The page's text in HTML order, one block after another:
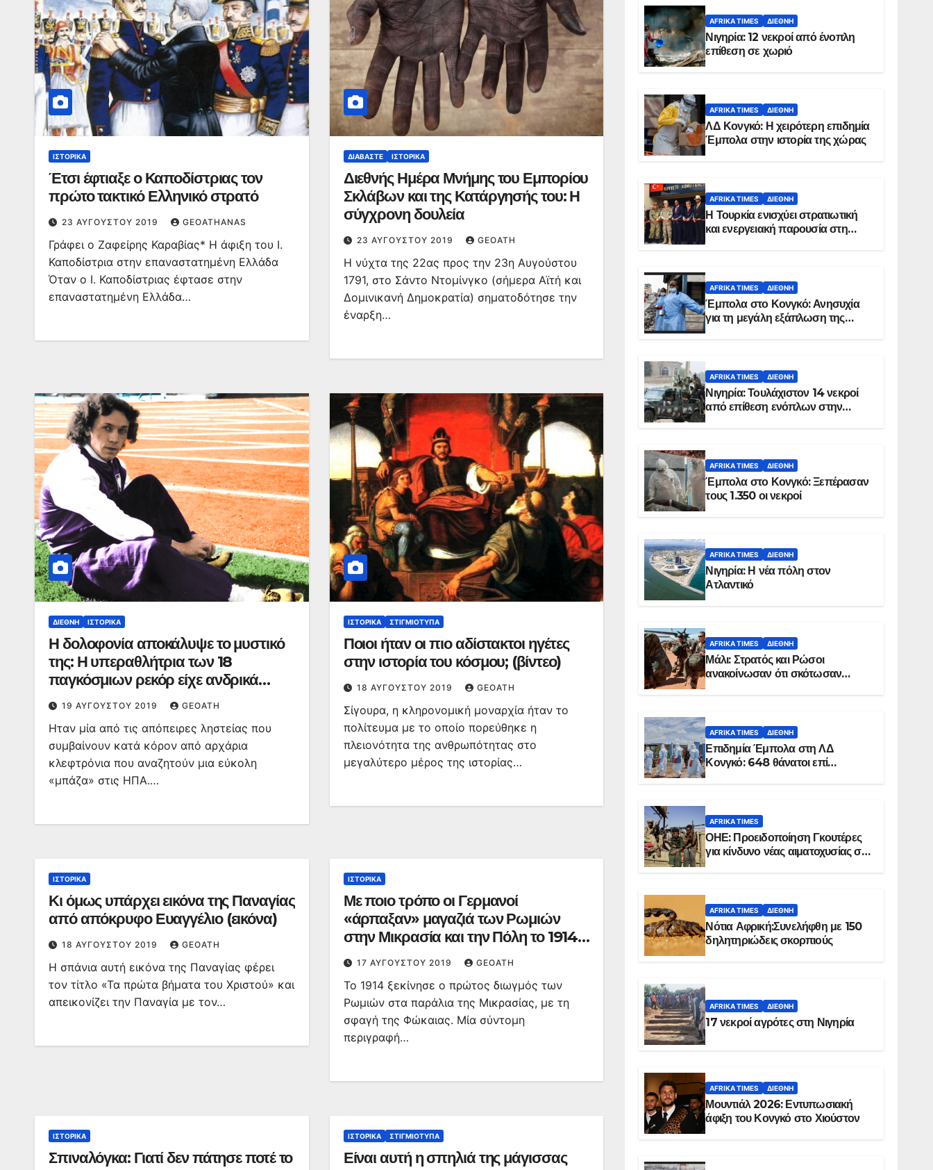
ΙΣΤΟΡΙΚΆ
Έτσι έφτιαξε ο Καποδίστριας τον
πρώτο τακτικό Ελληνικό στρατό
23 ΑΥΓΟΎΣΤΟΥ 2019 GEOATHANAS
Γράφει ο Ζαφείρης Καραβίας* Η άφιξη του Ι.
Καποδίστρια στην επαναστατημένη Ελλάδα
Όταν ο Ι. Καποδίστριας έφτασε στην
επαναστατημένη Ελλάδα…
ΔΙΑΒΆΣΤΕ ΙΣΤΟΡΙΚΆ
Διεθνής Ημέρα Μνήμης του Εμπορίου
Σκλάβων και της Κατάργησής του: Η
σύγχρονη δουλεία
23 ΑΥΓΟΎΣΤΟΥ 2019 GEOATH
Η νύχτα της 22ας προς την 23η Αυγούστου
1791, στο Σάντο Ντομίνγκο (σήμερα Αϊτή και
Δομινικανή Δημοκρατία) σηματοδότησε την
έναρξη…
ΔΙΕΘΝΉ ΙΣΤΟΡΙΚΆ
Η δολοφονία αποκάλυψε το μυστικό
της: Η υπεραθλήτρια των 18
παγκόσμιων ρεκόρ είχε ανδρικά
γεννητικά όργανα
19 ΑΥΓΟΎΣΤΟΥ 2019 GEOATH
Hταν μία από τις απόπειρες ληστείας που
συμβαίνουν κατά κόρον από αρχάρια
κλεφτρόνια που αναζητούν μια εύκολη
«μπάζα» στις ΗΠΑ.…
ΙΣΤΟΡΙΚΆ ΣΤΙΓΜΙΌΤΥΠΑ
Ποιοι ήταν οι πιο αδίστακτοι ηγέτες
στην ιστορία του κόσμου; (βίντεο)
18 ΑΥΓΟΎΣΤΟΥ 2019 GEOATH
Σίγουρα, η κληρονομική μοναρχία ήταν το
πολίτευμα με το οποίο πορεύθηκε η
πλειονότητα της ανθρωπότητας στο
μεγαλύτερο μέρος της ιστορίας…
ΙΣΤΟΡΙΚΆ
Κι όμως υπάρχει εικόνα της Παναγίας
από απόκρυφο Ευαγγέλιο (εικόνα)
18 ΑΥΓΟΎΣΤΟΥ 2019 GEOATH
Η σπάνια αυτή εικόνα της Παναγίας φέρει
τον τίτλο «Τα πρώτα βήματα του Χριστού» και
απεικονίζει την Παναγία με τον…
ΙΣΤΟΡΙΚΆ
Με ποιο τρόπο οι Γερμανοί
«άρπαξαν» μαγαζιά των Ρωμιών
στην Μικρασία και την Πόλη το 1914
(φωτό)
17 ΑΥΓΟΎΣΤΟΥ 2019 GEOATH
Το 1914 ξεκίνησε ο πρώτος διωγμός των
Ρωμιών στα παράλια της Μικρασίας, με τη
σφαγή της Φώκαιας. Μία σύντομη
περιγραφή…
ΙΣΤΟΡΙΚΆ
Σπιναλόγκα: Γιατί δεν πάτησε ποτέ το
ΙΣΤΟΡΙΚΆ ΣΤΙΓΜΙΌΤΥΠΑ
Είναι αυτή η σπηλιά της μάγισσας
AFRIKA TIMES ΔΙΕΘΝΉ
Νιγηρία: 12 νεκροί από ένοπλη
επίθεση σε χωριό
AFRIKA TIMES ΔΙΕΘΝΉ
ΛΔ Κονγκό: Η χειρότερη επιδημία
Έμπολα στην ιστορία της χώρας
AFRIKA TIMES ΔΙΕΘΝΉ
Η Τουρκία ενισχύει στρατιωτική
και ενεργειακή παρουσία στη
AFRIKA TIMES ΔΙΕΘΝΉ
Έμπολα στο Κονγκό: Ανησυχία
για τη μεγάλη εξάπλωση της
AFRIKA TIMES ΔΙΕΘΝΉ
Νιγηρία: Τουλάχιστον 14 νεκροί
από επίθεση ενόπλων στην
AFRIKA TIMES ΔΙΕΘΝΉ
Έμπολα στο Κονγκό: Ξεπέρασαν
τους 1.350 οι νεκροί
AFRIKA TIMES ΔΙΕΘΝΉ
Νιγηρία: Η νέα πόλη στον
Ατλαντικό
AFRIKA TIMES ΔΙΕΘΝΉ
Μάλι: Στρατός και Ρώσοι
ανακοίνωσαν ότι σκότωσαν
AFRIKA TIMES ΔΙΕΘΝΉ
Επιδημία Έμπολα στη ΛΔ
Κονγκό: 648 θάνατοι επί
AFRIKA TIMES
ΟΗΕ: Προειδοποίηση Γκουτέρες
για κίνδυνο νέας αιματοχυσίας στο
AFRIKA TIMES ΔΙΕΘΝΉ
Νότια Αφρική:Συνελήφθη με 150
δηλητηριώδεις σκορπιούς
AFRIKA TIMES ΔΙΕΘΝΉ
17 νεκροί αγρότες στη Νιγηρία
AFRIKA TIMES ΔΙΕΘΝΉ
Μουντιάλ 2026: Εντυπωσιακή
άφιξη του Κονγκό στο Χιούστον